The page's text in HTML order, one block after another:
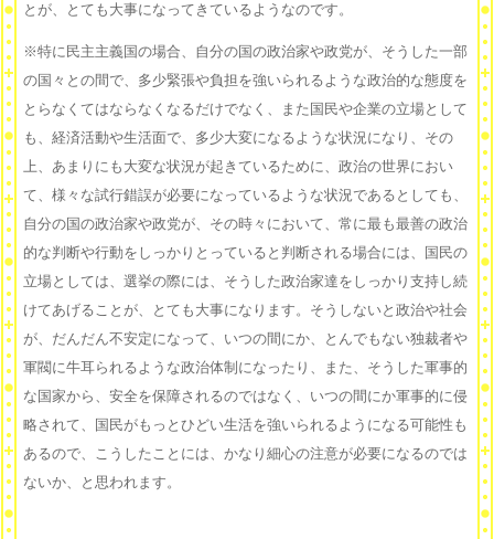
とが、とても大事になってきているようなのです。
※特に民主主義国の場合、自分の国の政治家や政党が、そうした一部
の国々との間で、多少緊張や負担を強いられるような政治的な態度を
とらなくてはならなくなるだけでなく、また国民や企業の立場として
も、経済活動や生活面で、多少大変になるような状況になり、その
上、あまりにも大変な状況が起きているために、政治の世界におい
て、様々な試行錯誤が必要になっているような状況であるとしても、
自分の国の政治家や政党が、その時々において、常に最も最善の政治
的な判断や行動をしっかりとっていると判断される場合には、国民の
立場としては、選挙の際には、そうした政治家達をしっかり支持し続
けてあげることが、とても大事になります。そうしないと政治や社会
が、だんだん不安定になって、いつの間にか、とんでもない独裁者や
軍閥に牛耳られるような政治体制になったり、また、そうした軍事的
な国家から、安全を保障されるのではなく、いつの間にか軍事的に侵
略されて、国民がもっとひどい生活を強いられるようになる可能性も
あるので、こうしたことには、かなり細心の注意が必要になるのでは
ないか、と思われます。